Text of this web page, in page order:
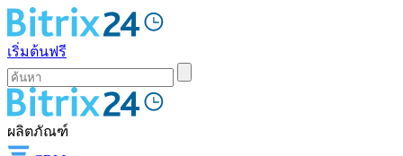
เริ่มต้นฟรี
ผลิตภัณฑ์